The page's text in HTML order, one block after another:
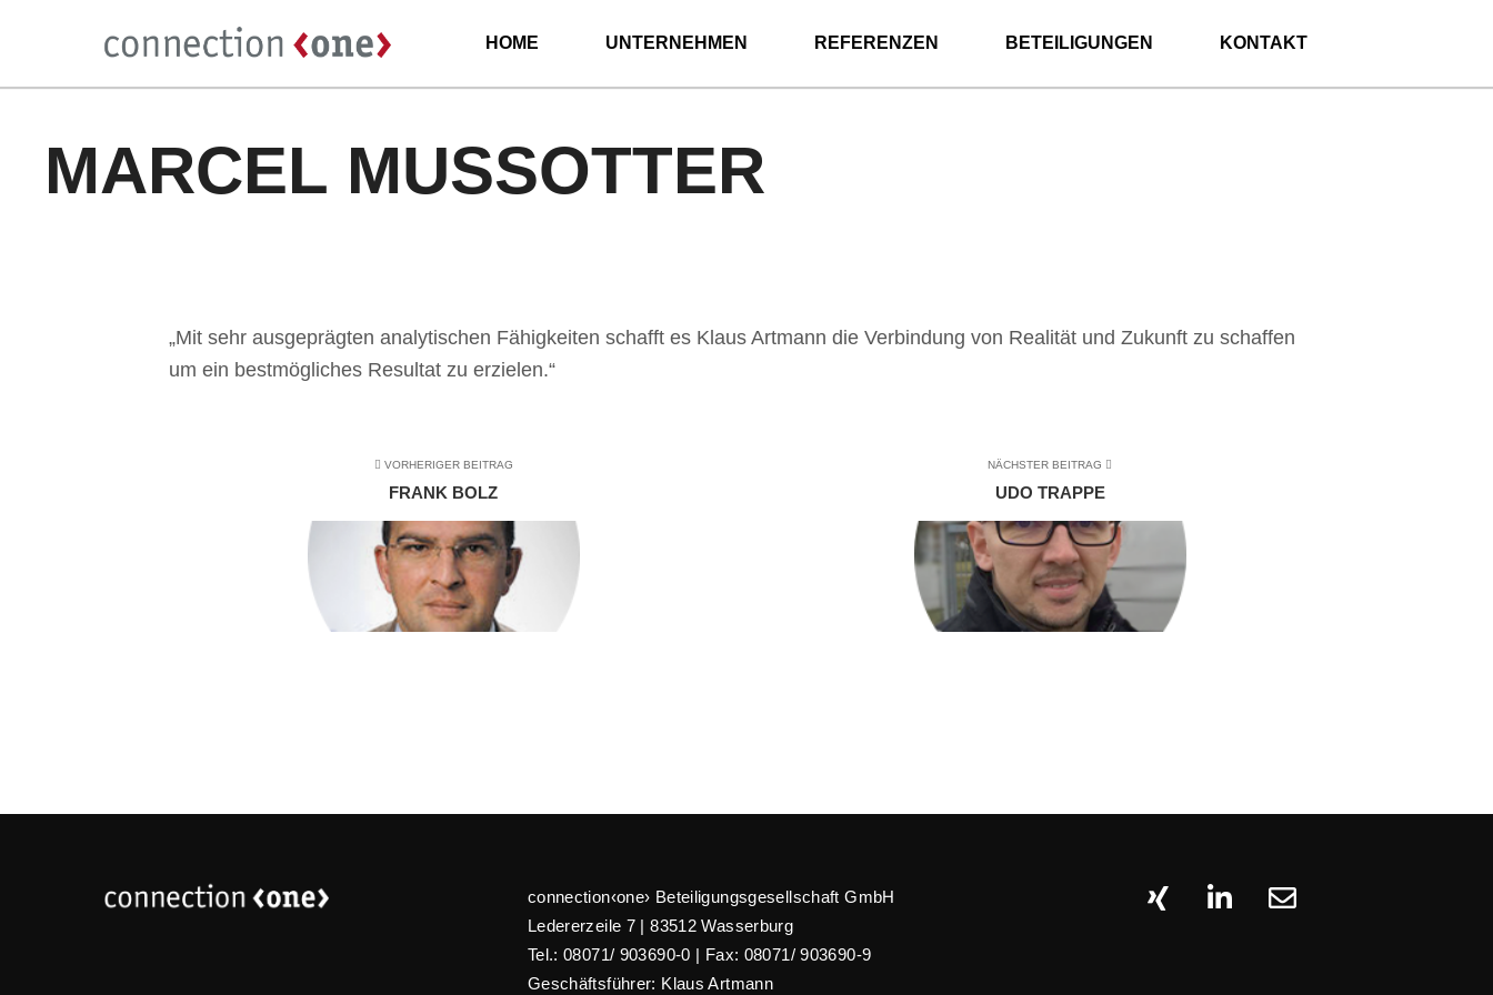
HOME UNTERNEHMEN REFERENZEN BETEILIGUNGEN KONTAKT
MARCEL MUSSOTTER
„Mit sehr ausgeprägten analytischen Fähigkeiten schafft es Klaus Artmann die Verbindung von Realität und Zukunft zu schaffen
um ein bestmögliches Resultat zu erzielen.“
VORHERIGER BEITRAG
FRANK BOLZ
NÄCHSTER BEITRAG
UDO TRAPPE
connection‹one› Beteiligungsgesellschaft GmbH
Ledererzeile 7 | 83512 Wasserburg
Tel.: 08071/ 903690-0 | Fax: 08071/ 903690-9
Geschäftsführer: Klaus Artmann